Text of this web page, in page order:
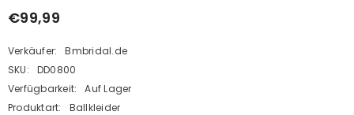
€99,99
Verkäufer:
Bmbridal.de
SKU:
DD0800
Verfügbarkeit:
Auf Lager
Produktart:
Ballkleider